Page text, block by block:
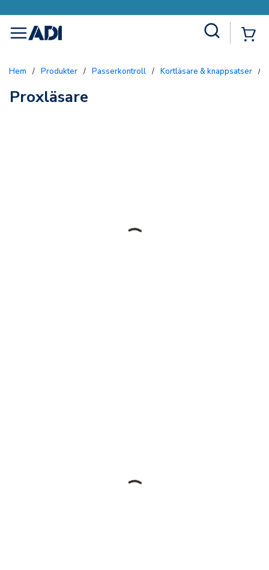
menu
Hem / Produkter / Passerkontroll / Kortläsare & knappsatser /
Proxläsare